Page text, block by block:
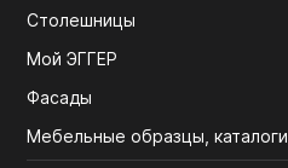
Столешницы
Мой ЭГГЕР
Фасады
Мебельные образцы, каталоги